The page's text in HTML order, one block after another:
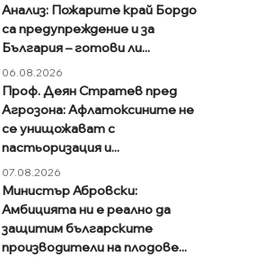
Анализ: Пожарите край Бордо
са предупреждение и за
България – готови ли...
06.08.2026
Проф. Деян Стратев пред
Агрозона: Афлатоксините не
се унищожават с
пастьоризация и...
07.08.2026
Министър Абровски:
Амбицията ни е реално да
защитим българските
производители на плодове...